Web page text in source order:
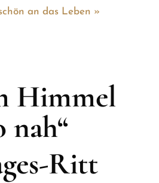
an das Leben »
Himmel
nah“
Ritt